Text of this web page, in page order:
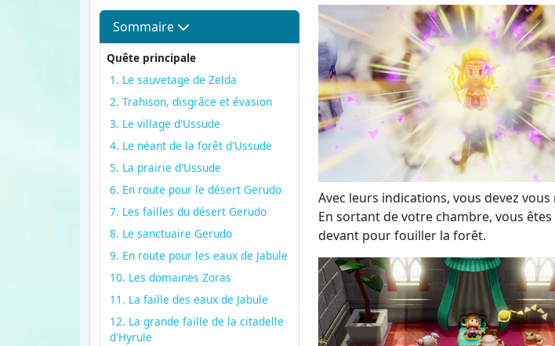
Sommaire
Quête principale
1. Le sauvetage de Zelda
2. Trahison, disgrâce et évasion
3. Le village d'Ussude
4. Le néant de la forêt d'Ussude
5. La prairie d'Ussude
6. En route pour le désert Gerudo
7. Les failles du désert Gerudo
8. Le sanctuaire Gerudo
9. En route pour les eaux de Jabule
10. Les domaines Zoras
11. La faille des eaux de Jabule
12. La grande faille de la citadelle
d'Hyrule
Avec leurs indications, vous devez
En sortant de votre chambre, vous
devant pour fouiller la forêt.